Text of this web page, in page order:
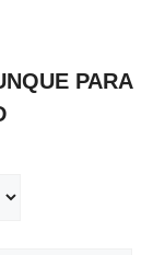
PARA